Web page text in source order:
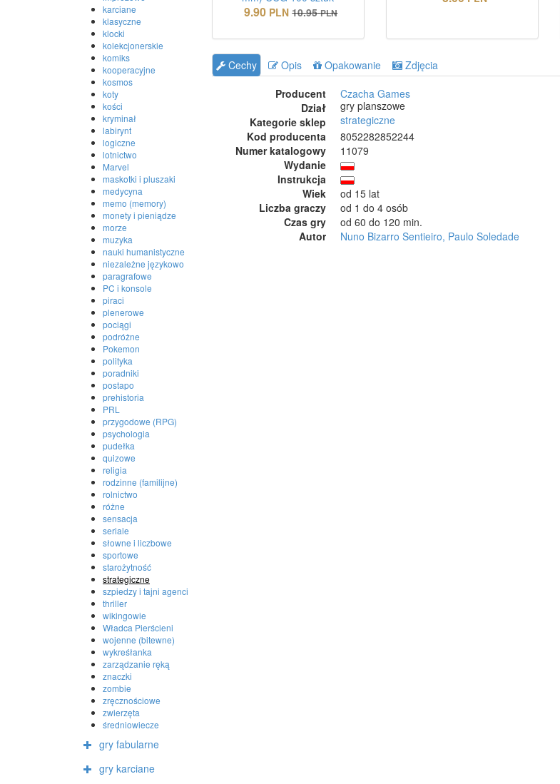
karciane
klasyczne
klocki
kolekcjonerskie
komiks
kooperacyjne
kosmos
koty
kości
kryminał
labirynt
logiczne
lotnictwo
Marvel
maskotki i pluszaki
medycyna
memo (memory)
monety i pieniądze
morze
muzyka
nauki humanistyczne
niezależne językowo
paragrafowe
PC i konsole
piraci
plenerowe
pociągi
podróżne
Pokemon
polityka
poradniki
postapo
prehistoria
PRL
przygodowe (RPG)
psychologia
pudełka
quizowe
religia
rodzinne (familijne)
rolnictwo
różne
sensacja
seriale
słowne i liczbowe
sportowe
starożytność
strategiczne
szpiedzy i tajni agenci
thriller
wikingowie
Władca Pierścieni
wojenne (bitewne)
wykreśłanka
zarządzanie ręką
znaczki
zombie
zręcznościowe
zwierzęta
średniowiecze
gry fabularne
gry karciane
9.90 PLN 10.95 PLN
Cechy Opis Opakowanie
Zdjęcia
Producent
Czacha Games
Dział
gry planszowe
Kategorie sklep
strategiczne
Kod producenta
8052282852244
Numer katalogowy
11079
Wydanie
Instrukcja
Wiek
od 15 lat
Liczba graczy
od 1 do 4 osób
Czas gry
od 60 do 120 min.
Autor
Nuno Bizarro Sentieiro, Paulo Soledade